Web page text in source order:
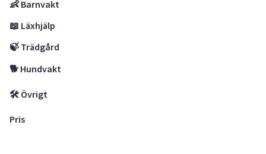
👶 Barnvakt
📖 Läxhjälp
🍃 Trädgård
🐕 Hundvakt
🛠 Övrigt
Pris